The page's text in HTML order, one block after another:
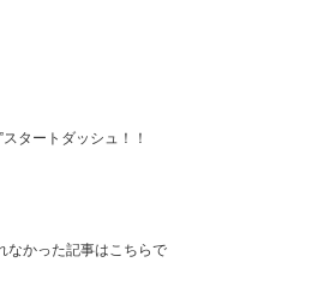
タートダッシュ！！
なかった記事はこちらで